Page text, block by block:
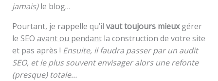
jamais)le blog…
Pourtant, je rappelle qu’il vauttoujours mieuxgérer
le SEO avant ou pendantla construction de votre site
et pas après ! Ensuite, il faudra passer par un audit
SEO, et le plus souvent envisager alors une refonte
(presque) totale…